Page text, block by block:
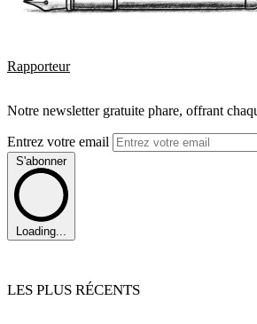
Rapporteur
Notre newsletter gratuite phare, offrant
Entrez votre email
S'abonner
Loading...
LES PLUS RÉCENTS